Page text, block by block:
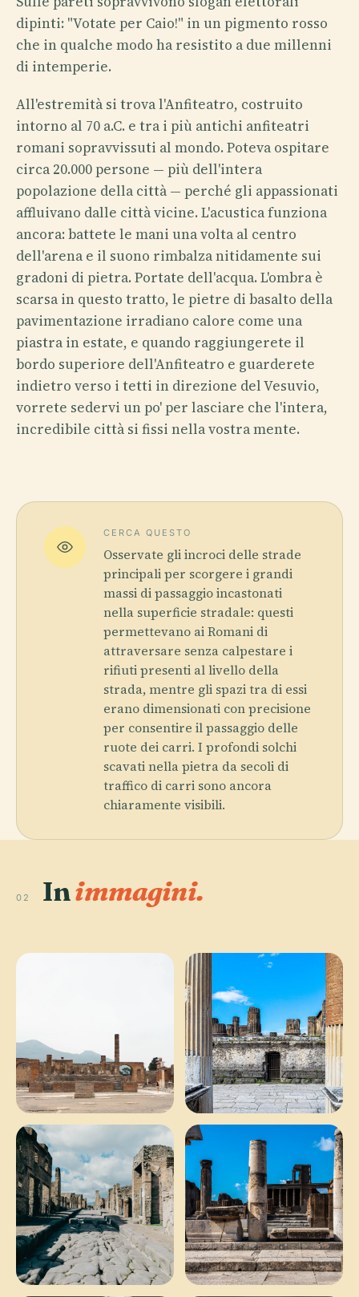
dipinti: "Votate per Caio!" in un pigmento rosso
che in qualche modo ha resistito a due millenni
di intemperie.
All'estremità si trova l'Anfiteatro, costruito
intorno al 70 a.C. e tra i più antichi anfiteatri
romani sopravvissuti al mondo. Poteva ospitare
circa 20.000 persone — più dell'intera
popolazione della città — perché gli appassionati
affluivano dalle città vicine. L'acustica funziona
ancora: battete le mani una volta al centro
dell'arena e il suono rimbalza nitidamente sui
gradoni di pietra. Portate dell'acqua. L'ombra è
scarsa in questo tratto, le pietre di basalto della
pavimentazione irradiano calore come una
piastra in estate, e quando raggiungerete il
bordo superiore dell'Anfiteatro e guarderete
indietro verso i tetti in direzione del Vesuvio,
vorrete sedervi un po' per lasciare che l'intera,
incredibile città si fissi nella vostra mente.
CERCA QUESTO
Osservate gli incroci delle strade
principali per scorgere i grandi
massi di passaggio incastonati
nella superficie stradale: questi
permettevano ai Romani di
attraversare senza calpestare i
rifiuti presenti al livello della
strada, mentre gli spazi tra di essi
erano dimensionati con precisione
per consentire il passaggio delle
ruote dei carri. I profondi solchi
scavati nella pietra da secoli di
traffico di carri sono ancora
chiaramente visibili.
02 Inimmagini.